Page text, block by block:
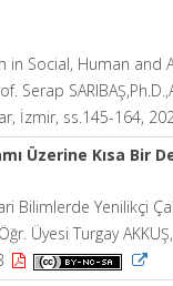
in Social, Human and
Serap
İzmir, ss.145-164,
Üzerine Kısa Bir
Bilimlerde Yenilikçi
Üyesi Turgay